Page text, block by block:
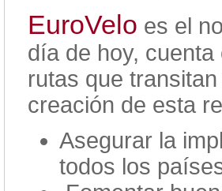
EuroVelo es el
día de hoy,
rutas que
creación de esta
Asegurar la
todos los